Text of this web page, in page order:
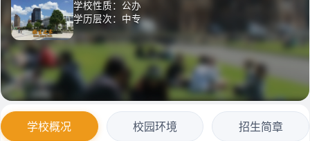
学校性质：公办
学历层次：中专
学校概况 校园环境 招生简章